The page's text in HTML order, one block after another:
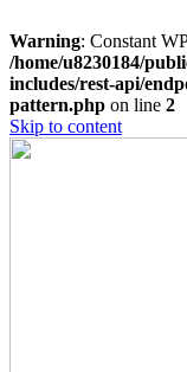
Warning: Constant
/home/u8230184/
includes/rest-api/
pattern.php on line 2
Skip to content